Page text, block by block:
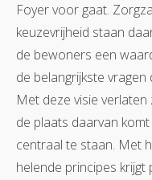
Foyer voor gaat.
keuzevrijheid staan
de bewoners een
de belangrijkste
Met deze visie verlaten
de plaats daarvan
centraal te staan. Met
helende principes